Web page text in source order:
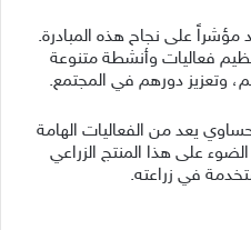
على نجاح هذه المبادرة.
فعاليات وأنشطة متنوعة
وتعزيز دورهم في المجتمع.
يعد من الفعاليات الهامة
على هذا المنتج الزراعي
في زراعته.